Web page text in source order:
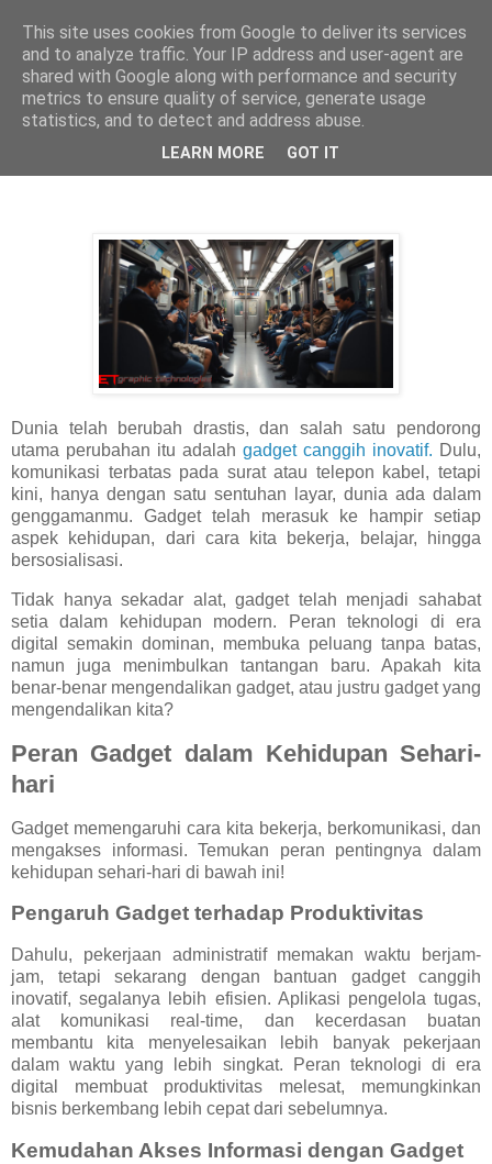
Jumat, 07 Maret 2025
Gadget Mengubah Hidup
Dunia telah berubah drastis, dan salah satu pendorong
utama perubahan itu adalah gadget canggih inovatif. Dulu,
komunikasi terbatas pada surat atau telepon kabel, tetapi
kini, hanya dengan satu sentuhan layar, dunia ada dalam
genggamanmu. Gadget telah merasuk ke hampir setiap
aspek kehidupan, dari cara kita bekerja, belajar, hingga
bersosialisasi.
Tidak hanya sekadar alat, gadget telah menjadi sahabat
setia dalam kehidupan modern. Peran teknologi di era
digital semakin dominan, membuka peluang tanpa batas,
namun juga menimbulkan tantangan baru. Apakah kita
benar-benar mengendalikan gadget, atau justru gadget yang
mengendalikan kita?
Peran Gadget dalam Kehidupan Sehari-
hari
Gadget memengaruhi cara kita bekerja, berkomunikasi, dan
mengakses informasi. Temukan peran pentingnya dalam
kehidupan sehari-hari di bawah ini!
Pengaruh Gadget terhadap Produktivitas
Dahulu, pekerjaan administratif memakan waktu berjam-
jam, tetapi sekarang dengan bantuan gadget canggih
inovatif, segalanya lebih efisien. Aplikasi pengelola tugas,
alat komunikasi real-time, dan kecerdasan buatan
membantu kita menyelesaikan lebih banyak pekerjaan
dalam waktu yang lebih singkat. Peran teknologi di era
digital membuat produktivitas melesat, memungkinkan
bisnis berkembang lebih cepat dari sebelumnya.
Kemudahan Akses Informasi dengan Gadget
This site uses cookies from Google to deliver its services
and to analyze traffic. Your IP address and user-agent are
shared with Google along with performance and security
metrics to ensure quality of service, generate usage
statistics, and to detect and address abuse.
LEARN MORE GOT IT